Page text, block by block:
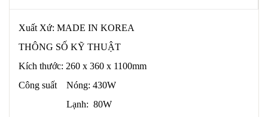
Xuất Xứ: MADE IN KOREA
THÔNG SỐ KỸ THUẬT
Kích thước: 260 x 360 x 1100mm
Công suất Nóng: 430W
Lạnh: 80W